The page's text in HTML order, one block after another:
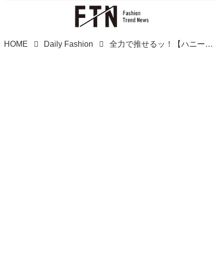
HOME Daily Fashion 全力で推せるッ！【ハニーズ】大人可愛い♡「淡色アイテム」は見逃せない！